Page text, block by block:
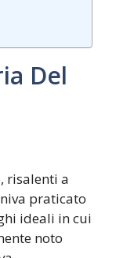
Del
risalenti a
praticato
ideali in cui
noto